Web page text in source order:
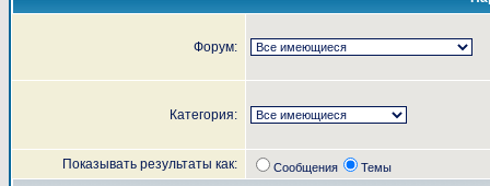
Форум:
Категория:
Показывать результаты как: Сообщения Темы